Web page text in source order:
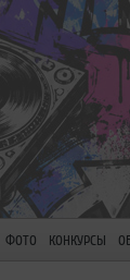
ФОТО КОНКУРСЫ